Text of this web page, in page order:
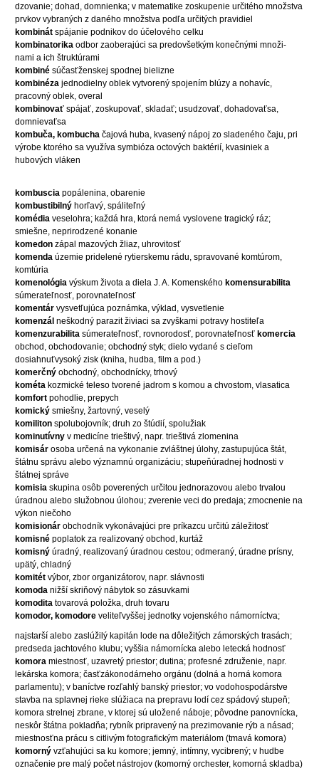
dzovanie; dohad, domnienka; v matematike zoskupenie určitého množstva
prvkov vybraných z daného množstva podľa určitých pravidiel
kombinát spájanie podnikov do účelového celku
kombinatorika odbor zaoberajúci sa predovšetkým konečnými množi-
nami a ich štruktúrami
kombiné súčasťženskej spodnej bielizne
kombinéza jednodielny oblek vytvorený spojením blúzy a nohavíc,
pracovný oblek, overal
kombinovať spájať, zoskupovať, skladať; usudzovať, dohadovaťsa,
domnievaťsa
kombuča, kombucha čajová huba, kvasený nápoj zo sladeného čaju, pri
výrobe ktorého sa využíva symbióza octových baktérií, kvasiniek a
hubových vláken
kombuscia popálenina, obarenie
kombustibilný horľavý, spáliteľný
komédia veselohra; každá hra, ktorá nemá vyslovene tragický ráz;
smiešne, neprirodzené konanie
komedon zápal mazových žliaz, uhrovitosť
komenda územie pridelené rytierskemu rádu, spravované komtúrom,
komtúria
komenológia výskum života a diela J. A. Komenského komensurabilita
súmerateľnosť, porovnateľnosť
komentár vysvetľujúca poznámka, výklad, vysvetlenie
komenzál neškodný parazit živiaci sa zvyškami potravy hostiteľa
komenzurabilita súmerateľnosť, rovnorodosť, porovnateľnosť komercia
obchod, obchodovanie; obchodný styk; dielo vydané s cieľom
dosiahnuťvysoký zisk (kniha, hudba, film a pod.)
komerčný obchodný, obchodnícky, trhový
kométa kozmické teleso tvorené jadrom s komou a chvostom, vlasatica
komfort pohodlie, prepych
komický smiešny, žartovný, veselý
komiliton spolubojovník; druh zo štúdií, spolužiak
kominutívny v medicíne trieštivý, napr. trieštivá zlomenina
komisár osoba určená na vykonanie zvláštnej úlohy, zastupujúca štát,
štátnu správu alebo významnú organizáciu; stupeňúradnej hodnosti v
štátnej správe
komisia skupina osôb poverených určitou jednorazovou alebo trvalou
úradnou alebo služobnou úlohou; zverenie veci do predaja; zmocnenie na
výkon niečoho
komisionár obchodník vykonávajúci pre príkazcu určitú záležitosť
komisné poplatok za realizovaný obchod, kurtáž
komisný úradný, realizovaný úradnou cestou; odmeraný, úradne prísny,
upätý, chladný
komitét výbor, zbor organizátorov, napr. slávnosti
komoda nižší skriňový nábytok so zásuvkami
komodita tovarová položka, druh tovaru
komodor, komodore veliteľvyššej jednotky vojenského námorníctva;
najstarší alebo zaslúžilý kapitán lode na dôležitých zámorských trasách;
predseda jachtového klubu; vyššia námornícka alebo letecká hodnosť
komora miestnosť, uzavretý priestor; dutina; profesné združenie, napr.
lekárska komora; časťzákonodárneho orgánu (dolná a horná komora
parlamentu); v baníctve rozľahlý banský priestor; vo vodohospodárstve
stavba na splavnej rieke slúžiaca na prepravu lodí cez spádový stupeň;
komora strelnej zbrane, v ktorej sú uložené náboje; pôvodne panovnícka,
neskôr štátna pokladňa; rybník pripravený na prezimovanie rýb a násad;
miestnosťna prácu s citlivým fotografickým materiálom (tmavá komora)
komorný vzťahujúci sa ku komore; jemný, intímny, vycibrený; v hudbe
označenie pre malý počet nástrojov (komorný orchester, komorná skladba)